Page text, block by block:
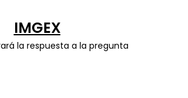
IMGEX
la respuesta a la pregunta